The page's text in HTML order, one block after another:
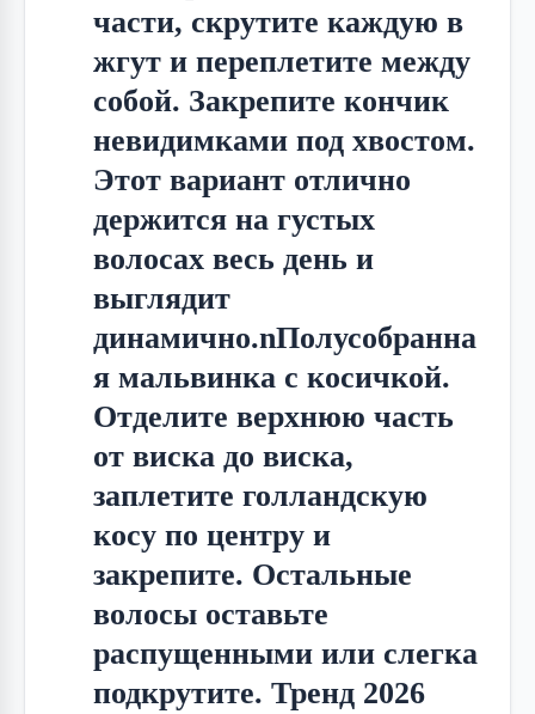
части, скрутите каждую в
жгут и переплетите между
собой. Закрепите кончик
невидимками под хвостом.
Этот вариант отлично
держится на густых
волосах весь день и
выглядит
динамично.nПолусобранна
я мальвинка с косичкой.
Отделите верхнюю часть
от виска до виска,
заплетите голландскую
косу по центру и
закрепите. Остальные
волосы оставьте
распущенными или слегка
подкрутите. Тренд 2026